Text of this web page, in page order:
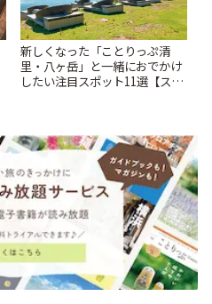
新しくなった「ことりっぷ清
里・八ヶ岳」と一緒におでかけ
したい注目スポット11選【スタ